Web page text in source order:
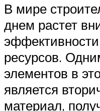
В мире
днем растет
ресурсов.
элементов в
является
материал,